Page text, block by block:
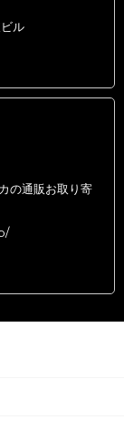
ル
の通販お取り寄